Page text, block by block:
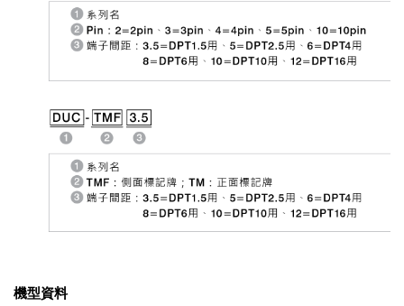
機型資料